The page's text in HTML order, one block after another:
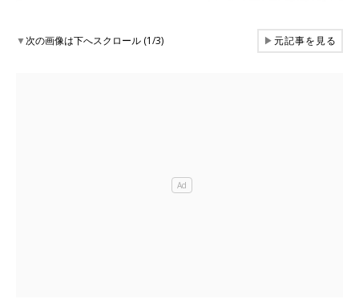
▼次の画像は下へスクロール (1/3) ▶元記事を見る